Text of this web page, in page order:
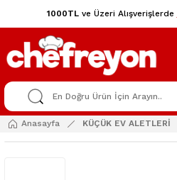
1000TLve Üzeri Alışverişlerde
Anasayfa KÜÇÜK EV ALETLERİ